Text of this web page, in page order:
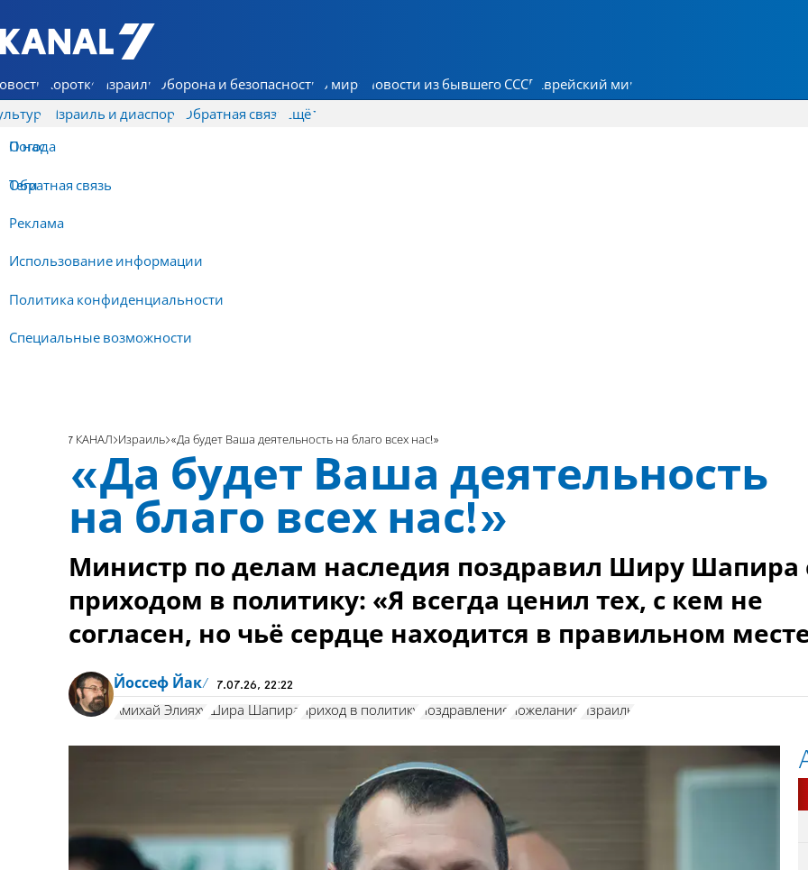
7 КАНАЛ - Аруц Шева
Коротко Израиль Оборона и безопасность В мире Новости из бывшего СССР Еврейский мир
Израиль и диаспора Обратная связь
О нас
Обратная связь
Реклама
Использование информации
Политика конфиденциальности
Специальные возможности
Ещё
Погода
Теги
7 КАНАЛ Израиль «Да будет Ваша деятельность на благо всех нас!»
«Да будет Ваша деятельность
на благо всех нас!»
Министр по делам наследия поздравил Ширу Шапира
приходом в политику: «Я всегда ценил тех, с кем не
согласен, но чьё сердце находится в правильном
Йоссеф Йак 7.07.26, 22:22
Амихай Элияху Шира Шапира приход в политику поздравление пожелание Израиль